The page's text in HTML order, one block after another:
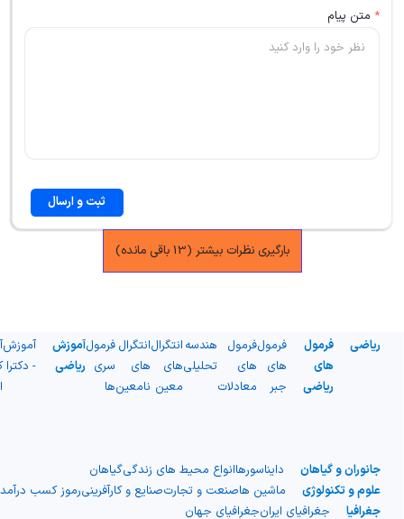
* متن پیام
ثبت و ارسال
بارگیری نظرات بیشتر (13 باقی مانده)
ریاضی
فرمول
های
ریاضی
فرمول
های
جبر
فرمول
های
معادلات
هندسه
تحلیلی
انتگرال
های
معین
انتگرال
های
نامعین
فرمول
سری
ها
آموزش
ریاضی
آموزش
- دکترا
جانوران و گیاهان دایناسورهاانواع محیط های زندگیگیاهان
علوم و تکنولوژی
ماشین هاصنعت و تجارتصنایع و کارآفرینیرموز کسب درآمد
جغرافیا
جغرافیای ایرانجغرافیای جهان